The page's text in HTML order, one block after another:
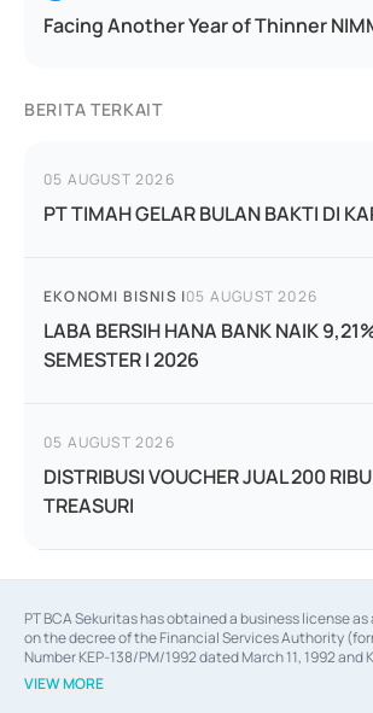
Facing Another Year of Thinner
BERITA TERKAIT
05 AUGUST 2026
PT TIMAH GELAR BULAN BAKTI DI
EKONOMI BISNIS |05 AUGUST 2026
LABA BERSIH HANA BANK NAIK
SEMESTER I 2026
05 AUGUST 2026
DISTRIBUSI VOUCHER JUAL 200
TREASURI
PT BCA Sekuritas has obtained a business license
on the decree of the Financial Services Authority
Number KEP-138/PM/1992 dated March 11, 1992 and
dated February 28, 2014, a business license as an
decree of the Financial Services Authority Number
VIEW MORE